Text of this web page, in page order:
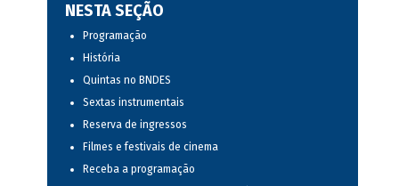
NESTA SEÇÃO
Programação
História
Quintas no BNDES
Sextas instrumentais
Reserva de ingressos
Filmes e festivais de cinema
Receba a programação